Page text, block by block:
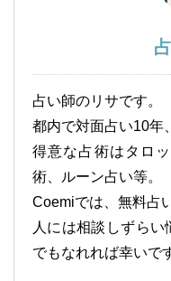
占い師のリサです。
都内で対面占い10年
得意な占術はタロ
術、ルーン占い等。
Coemiでは、無料占
人には相談しずら
でもなれれば幸いで